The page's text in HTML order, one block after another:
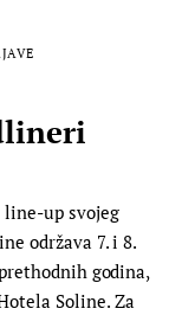
up svojeg
održava 7. i 8.
godina,
Soline. Za